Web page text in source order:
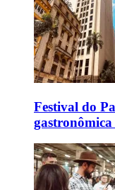
Festival do